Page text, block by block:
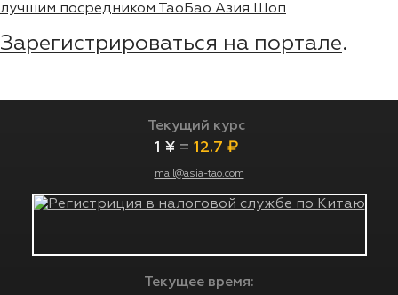
лучшим посредником ТаоБао Азия Шоп
Зарегистрироваться на портале.
Текущий курс
1 ¥ = 12.7 ₽
mail@asia-tao.com
Текущее время: